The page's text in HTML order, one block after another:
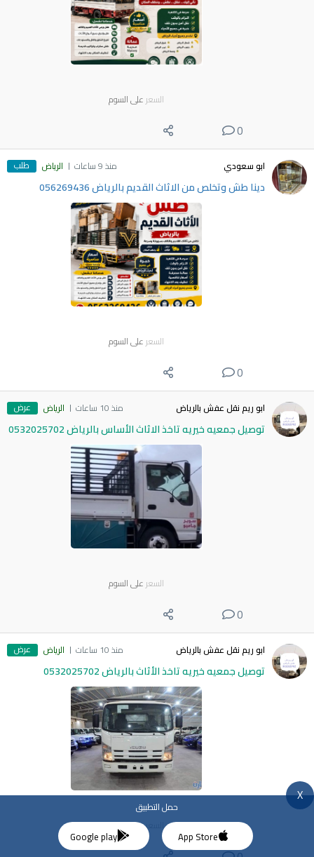
السعر على السوم
0
ابو سعودي منذ 9 ساعات الرياض طلب
دينا طش وتخلص من الاثاث القديم بالرياض 056269436
السعر على السوم
0
ابو ريم نقل عفش بالرياض منذ 10 ساعات الرياض عرض
توصيل جمعيه خيريه تاخذ الاثاث الأساس بالرياض 0532025702
السعر على السوم
0
ابو ريم نقل عفش بالرياض منذ 10 ساعات الرياض عرض
توصيل جمعيه خيريه تاخذ الأثاث بالرياض 0532025702
السعرعلى السوم
X
حمل التطبيق
App Store
Google play